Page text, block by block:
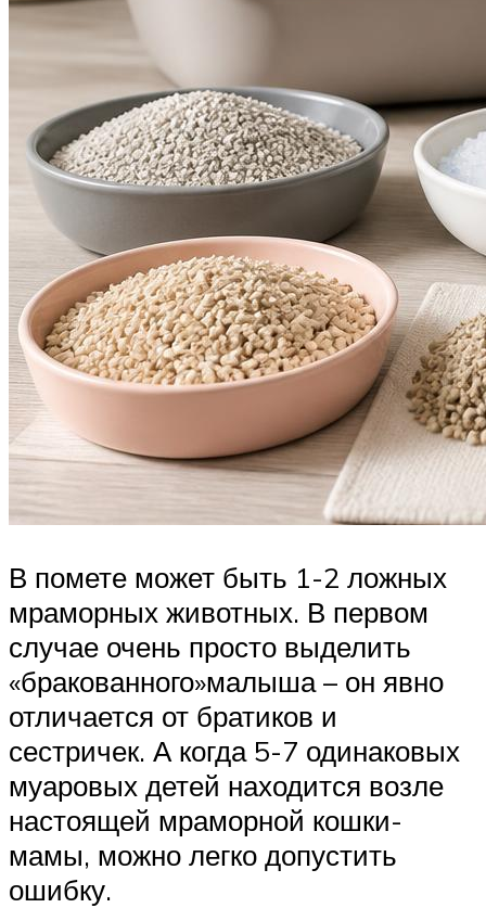
В помете может быть 1-2 ложных
мраморных животных. В первом
случае очень просто выделить
«бракованного»малыша – он явно
отличается от братиков и
сестричек. А когда 5-7 одинаковых
муаровых детей находится возле
настоящей мраморной кошки-
мамы, можно легко допустить
ошибку.